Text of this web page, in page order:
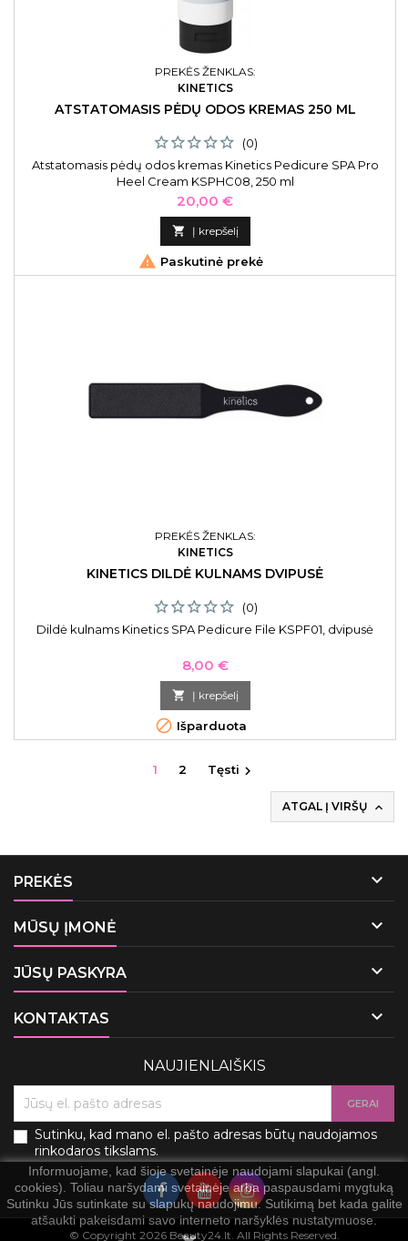
PREKĖS ŽENKLAS:
KINETICS
ATSTATOMASIS PĖDŲ ODOS KREMAS 250 ML
(0)
Atstatomasis pėdų odos kremas Kinetics Pedicure SPA Pro
Heel Cream KSPHC08, 250 ml
Kaina
20,00 €
 Į krepšelį
 Paskutinė prekė
PREKĖS ŽENKLAS:
KINETICS
KINETICS DILDĖ KULNAMS DVIPUSĖ
(0)
Dildė kulnams Kinetics SPA Pedicure File KSPF01, dvipusė
Kaina
8,00 €
 Į krepšelį
 Išparduota
1 2 Tęsti 
ATGAL Į VIRŠŲ 
PREKĖS 
MŪSŲ ĮMONĖ 
JŪSŲ PASKYRA 
KONTAKTAS 
Informuojame, kad šioje svetainėje naudojami slapukai (angl.
cookies). Toliau naršydami svetainėje arba paspausdami mygtuką
Sutinku Jūs sutinkate su slapukų naudojimu. Sutikimą bet kada galite
atšaukti pakeisdami savo interneto naršyklės nustatymuose.
NAUJIENLAIŠKIS
Sutinku, kad mano el. pašto adresas būtų naudojamos
rinkodaros tikslams.
© Copyright 2026 Beauty24.lt. All Rights Reserved.